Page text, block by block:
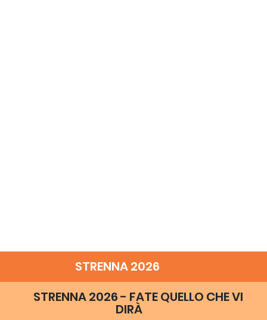
STRENNA 2026
STRENNA 2026 - FATE QUELLO CHE VI
DIRÀ